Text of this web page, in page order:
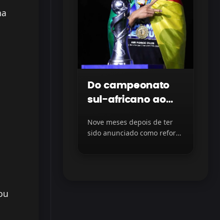
Do campeonato
sul-africano ao
iraquiano
Nove meses depois de ter
sido anunciado como reforço